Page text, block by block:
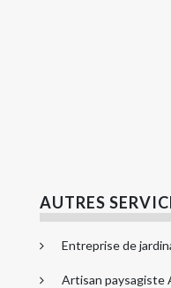
AUTRES
Entreprise de
Artisan paysagiste